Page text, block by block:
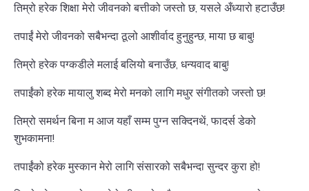
तिम्रो हरेक शिक्षा मेरो जीवनको बत्तीको जस्तो छ, यसले अँध्यारो हटाउँछ!
तपाईं मेरो जीवनको सबैभन्दा ठूलो आशीर्वाद हुनुहुन्छ, माया छ बाबु!
तिम्रो हरेक पग्कडीले मलाई बलियो बनाउँछ, धन्यवाद बाबु!
तपाईंको हरेक मायालु शब्द मेरो मनको लागि मधुर संगीतको जस्तो छ!
तिम्रो समर्थन बिना म आज यहाँ सम्म पुग्न सक्दिनथें, फादर्स डेको
शुभकामना!
तपाईंको हरेक मुस्कान मेरो लागि संसारको सबैभन्दा सुन्दर कुरा हो!